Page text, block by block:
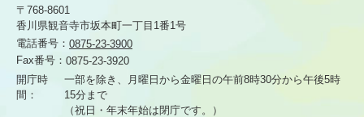
〒768-8601
香川県観音寺市坂本町一丁目1番1号
電話番号： 0875-23-3900
Fax番号： 0875-23-3920
開庁時
間：
一部を除き、月曜日から金曜日の午前8時30分から午後5時
15分まで
（祝日・年末年始は閉庁です。）